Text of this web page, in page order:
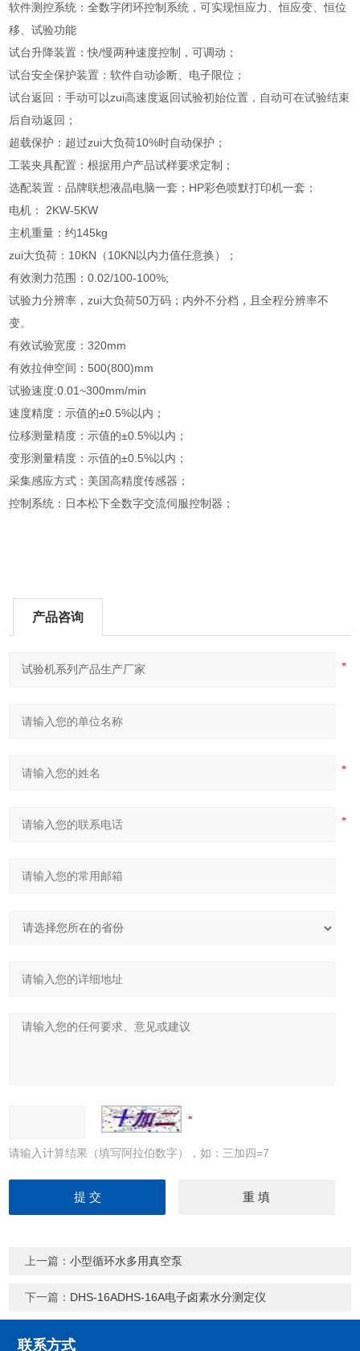
软件测控系统：全数字闭环控制系统，可实现恒应力、恒应变、恒位
移、试验功能
试台升降装置：快/慢两种速度控制，可调动；
试台安全保护装置：软件自动诊断、电子限位；
试台返回：手动可以zui高速度返回试验初始位置，自动可在试验结束
后自动返回；
超载保护：超过zui大负荷10%时自动保护；
工装夹具配置：根据用户产品试样要求定制；
选配装置：品牌联想液晶电脑一套；HP彩色喷默打印机一套；
电机： 2KW-5KW
主机重量：约145kg
zui大负荷：10KN（10KN以内力值任意换）；
有效测力范围：0.02/100-100%;
试验力分辨率，zui大负荷50万码；内外不分档，且全程分辨率不
变。
有效试验宽度：320mm
有效拉伸空间：500(800)mm
试验速度:0.01~300mm/min
速度精度：示值的±0.5%以内；
位移测量精度：示值的±0.5%以内；
变形测量精度：示值的±0.5%以内；
采集感应方式：美国高精度传感器；
控制系统：日本松下全数字交流伺服控制器；
产品咨询
请输入计算结果（填写阿拉伯数字），如：三加四=7
上一篇：小型循环水多用真空泵
下一篇： DHS-16ADHS-16A电子卤素水分测定仪
联系方式